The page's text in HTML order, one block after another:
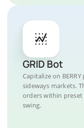
GRID Bot
Capitalize on
sideways markets.
orders within
swing.